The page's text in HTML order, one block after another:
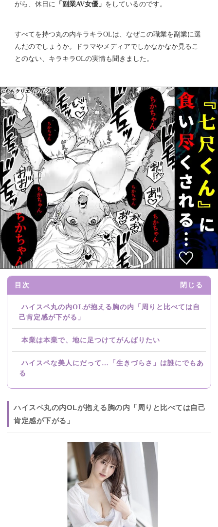
がら、休日に 「副業AV女優」 をしているのです。
すべてを持つ丸の内キラキラOLは、なぜこの職業を副業に選
んだのでしょうか。ドラマやメディアでしかなかなか見るこ
とのない、キラキラOLの実情も聞きました。
目次 閉じる
ハイスペ丸の内OLが抱える胸の内「周りと比べては自
己肯定感が下がる」
本業は本業で、地に足つけてがんばりたい
ハイスペな美人にだって…「生きづらさ」は誰にでもあ
る
ハイスペ丸の内OLが抱える胸の内「周りと比べては自己
肯定感が下がる」